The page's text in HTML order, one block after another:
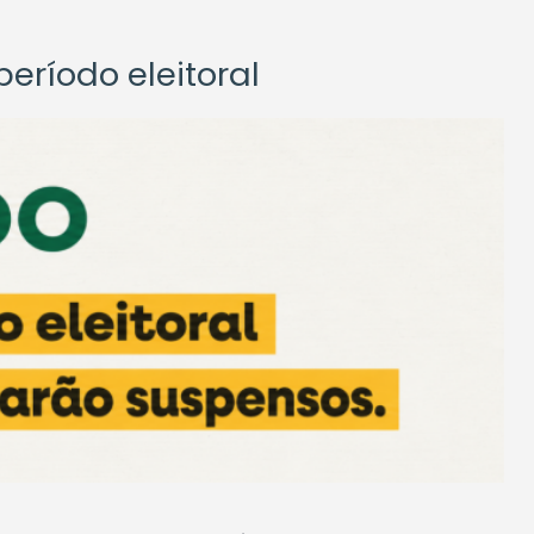
eleitoral